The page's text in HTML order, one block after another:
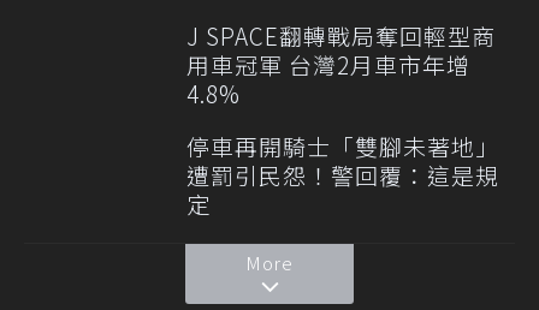
J SPACE翻轉戰局奪回輕型商
用車冠軍 台灣2月車市年增
4.8%
停車再開騎士「雙腳未著地」
遭罰引民怨！警回覆：這是規
定
More